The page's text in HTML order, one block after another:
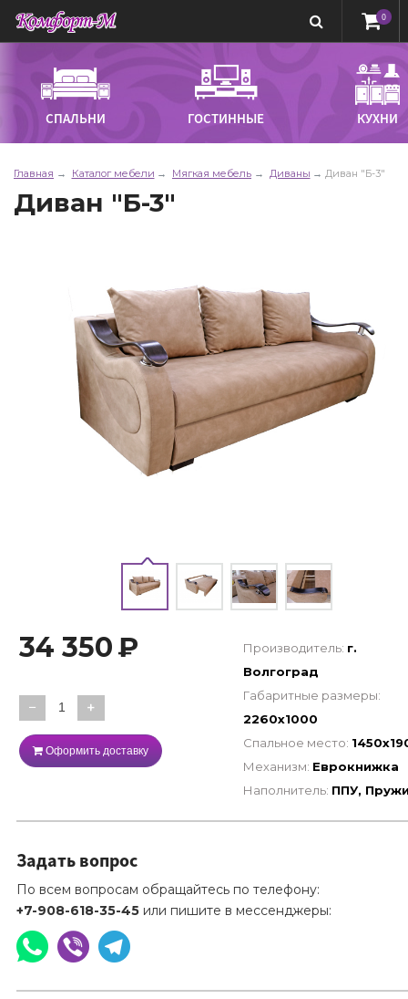
0
СПАЛЬНИ ГОСТИННЫЕ КУХНИ
Главная Каталог мебели Мягкая мебель Диваны Диван "Б-3"
Диван "Б-3"
34 350₽
− +
Оформить доставку
Производитель: г.
Волгоград
Габаритные размеры:
2260х1000
Спальное место:
Механизм: Еврокнижка
Наполнитель: ППУ,
Задать вопрос
По всем вопросам обращайтесь по телефону:
+7-908-618-35-45 или пишите в мессенджеры: